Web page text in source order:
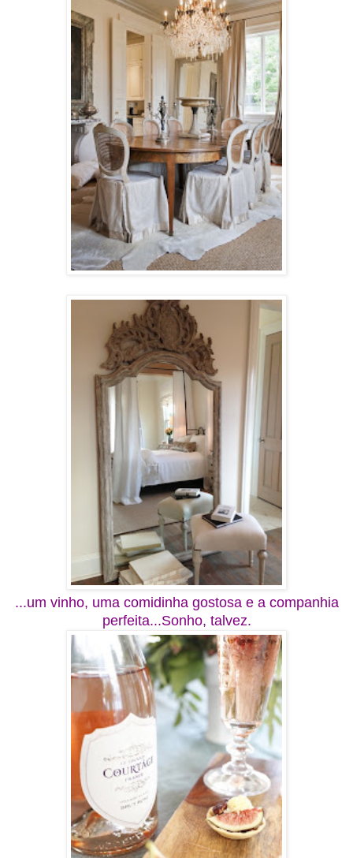
...um vinho, uma comidinha gostosa e a companhia
perfeita...Sonho, talvez.